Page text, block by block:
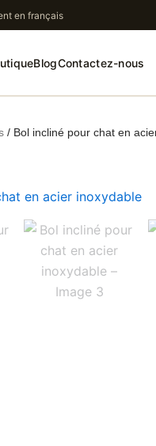
en français
BlogContactez-nous
/ Bol incliné pour chat en